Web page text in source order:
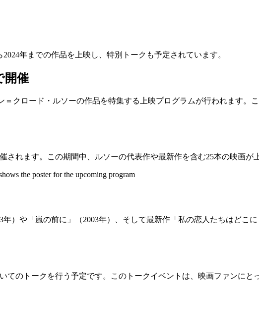
年までの作品を上映し、特別トークも予定されています。
開催
クロード・ルソーの作品を特集する上映プログラムが行われます。
れます。この期間中、ルソーの代表作や最新作を含む25本の映画が
）や「嵐の前に」（2003年）、そして最新作「私の恋人たちはどこ
てのトークを行う予定です。このトークイベントは、映画ファンにと